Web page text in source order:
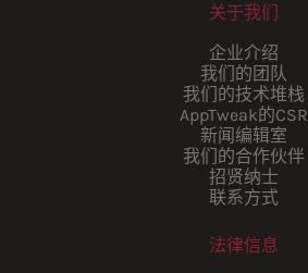
关于我们
企业介绍
我们的团队
我们的技术堆栈
AppTweak的CSR
新闻编辑室
我们的合作伙伴
招贤纳士
联系方式
法律信息